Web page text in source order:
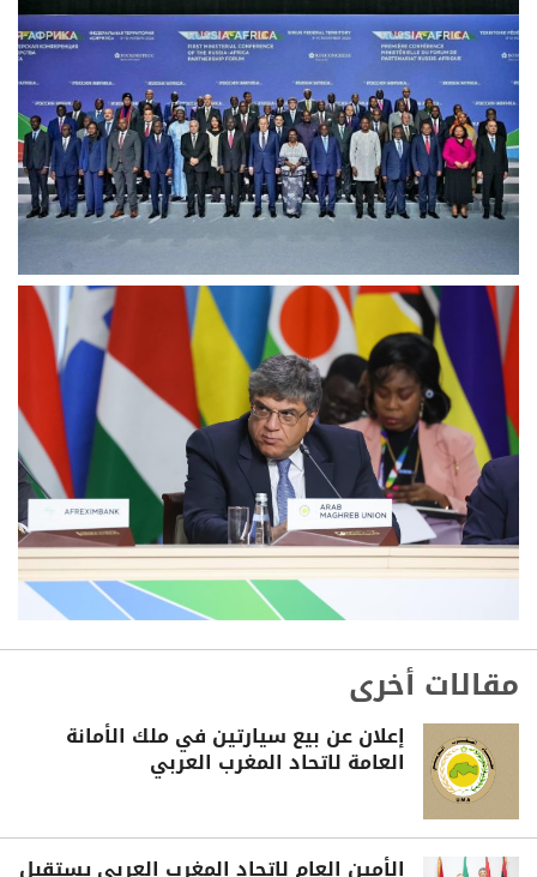
مقالات أخرى
إعلان عن بيع سيارتين في ملك الأمانة
العامة لاتحاد المغرب العربي
الأمين العام لاتحاد المغرب العربي يستقبل